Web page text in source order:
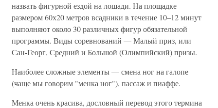
назвать фигурной ездой на лошади. На площадке
размером 60х20 метров всадники в течение 10–12 минут
выполняют около 30 различных фигур обязательной
программы. Виды соревнований — Малый приз, или
Сан-Георг, Средний и Большой (Олимпийский) призы.
Наиболее сложные элементы — смена ног на галопе
(чаще мы говорим "менка ног"), пассаж и пиаффе.
Менка очень красива, дословный перевод этого термина